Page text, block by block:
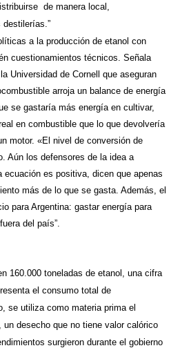
de manera local,
destilerías.”
a la producción de etanol con
cuestionamientos técnicos. Señala
Universidad de Cornell que aseguran
arroja un balance de energía
se gastaría más energía en cultivar,
en combustible que lo que devolvería
motor. «El nivel de conversión de
Aún los defensores de la idea a
ecuación es positiva, dicen que apenas
más de lo que se gasta. Además, el
para Argentina: gastar energía para
del país”.
160.000 toneladas de etanol, una cifra
el consumo total de
se utiliza como materia prima el
desecho que no tiene valor calórico
surgieron durante el gobierno